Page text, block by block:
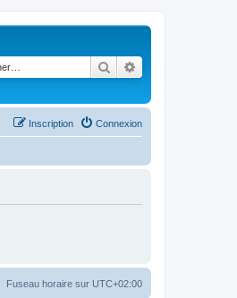
Rechercher
Connexion
Inscription
Fuseau horaire sur UTC+02:00